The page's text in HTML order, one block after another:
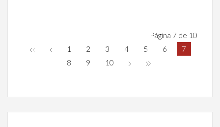
Página 7 de 10
1
2 3 4 5 6
7
8
9 10